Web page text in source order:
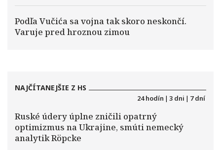
Podľa Vučića sa vojna tak skoro neskončí.
Varuje pred hroznou zimou
NAJČÍTANEJŠIE Z HS
24 hodín | 3 dni | 7 dní
Ruské údery úplne zničili opatrný
optimizmus na Ukrajine, smúti nemecký
analytik Röpcke